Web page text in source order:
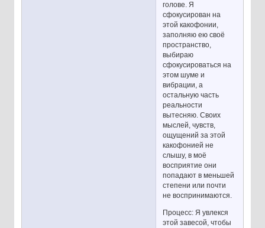
голове. Я
сфокусирован на
этой какофонии,
заполняю ею своё
пространство,
выбираю
сфокусироваться на
этом шуме и
вибрации, а
остальную часть
реальности
вытесняю. Своих
мыслей, чувств,
ощущений за этой
какофонией не
слышу, в моё
восприятие они
попадают в меньшей
степени или почти
не воспринимаются.
Процесс: Я увлекся
этой завесой, чтобы